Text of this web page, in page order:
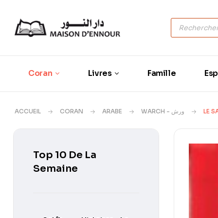
Coran Livres Famille
ACCUEIL CORAN ARABE WARCH - ورش LE
Top 10 De La
Semaine